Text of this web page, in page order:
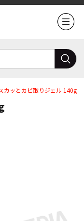
カッとカビ取りジェル 140g